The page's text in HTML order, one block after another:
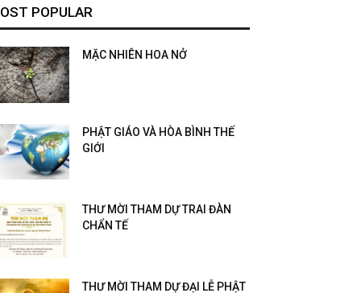
POPULAR
MẶC NHIÊN HOA NỞ
PHẬT GIÁO VÀ HÒA BÌNH THẾ
GIỚI
THƯ MỜI THAM DỰ TRAI ĐÀN
CHẨN TẾ
THƯ MỜI THAM DỰ ĐẠI LỄ PHẬT